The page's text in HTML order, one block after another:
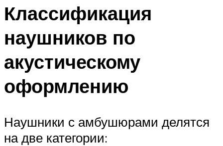
Классификация
наушников по
акустическому
оформлению
Наушники с амбушюрами делятся
на две категории: